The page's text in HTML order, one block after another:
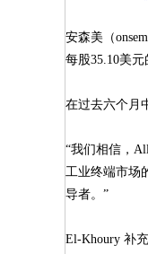
安森美（
每股35.10美
在过去六个月
“我们相信，
工业终端市场
导者。”
El-Khoury 补